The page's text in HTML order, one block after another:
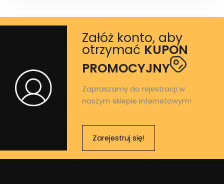
Załóż konto, aby
otrzymać KUPON
PROMOCYJNY
Zapraszamy do rejestracji w
naszym sklepie internetowym!
Zarejestruj się!